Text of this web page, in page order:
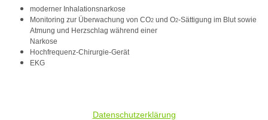
moderner Inhalationsnarkose
Monitoring zur Überwachung von CO2 und O2-Sättigung im Blut sowie
Atmung und Herzschlag während einer
Narkose
Hochfrequenz-Chirurgie-Gerät
EKG
Datenschutzerklärung